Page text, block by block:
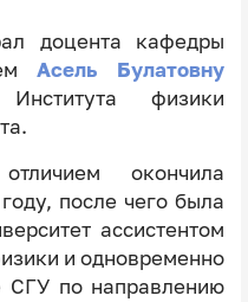
доцента кафедры
Асель Булатовну
физики
окончила
после чего была
ассистентом
и одновременно
СГУ по направлению